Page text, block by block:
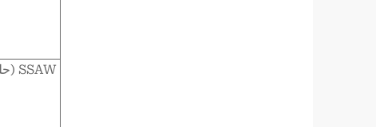
SSAW (حلزوني)